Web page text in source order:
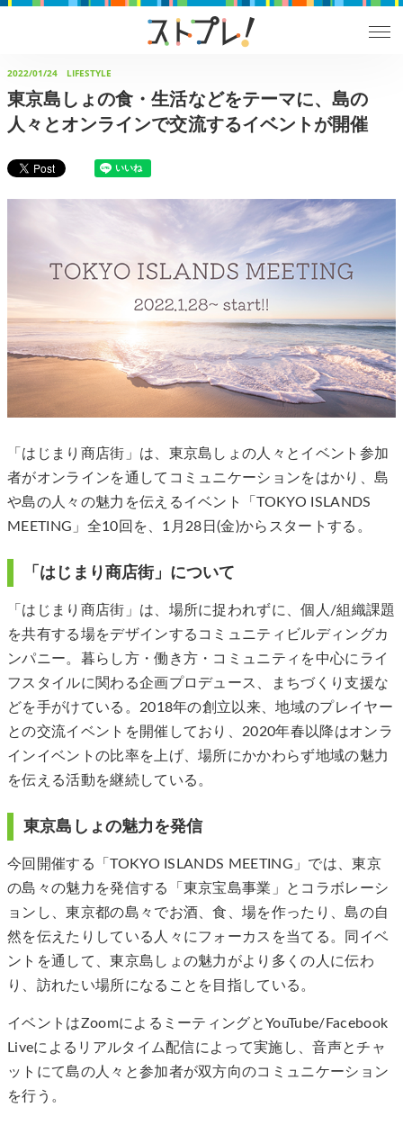
2022/01/24 LIFESTYLE
東京島しょの食・生活などをテーマに、島の
人々とオンラインで交流するイベントが開催
「はじまり商店街」は、東京島しょの人々とイベント参加
者がオンラインを通してコミュニケーションをはかり、島
や島の人々の魅力を伝えるイベント「TOKYO ISLANDS
MEETING」全10回を、1月28日(金)からスタートする。
「はじまり商店街」について
「はじまり商店街」は、場所に捉われずに、個人/組織課題
を共有する場をデザインするコミュニティビルディングカ
ンパニー。暮らし方・働き方・コミュニティを中心にライ
フスタイルに関わる企画プロデュース、まちづくり支援な
どを手がけている。2018年の創立以来、地域のプレイヤー
との交流イベントを開催しており、2020年春以降はオンラ
インイベントの比率を上げ、場所にかかわらず地域の魅力
を伝える活動を継続している。
東京島しょの魅力を発信
今回開催する「TOKYO ISLANDS MEETING」では、東京
の島々の魅力を発信する「東京宝島事業」とコラボレーシ
ョンし、東京都の島々でお酒、食、場を作ったり、島の自
然を伝えたりしている人々にフォーカスを当てる。同イベ
ントを通して、東京島しょの魅力がより多くの人に伝わ
り、訪れたい場所になることを目指している。
イベントはZoomによるミーティングとYouTube/Facebook
Liveによるリアルタイム配信によって実施し、音声とチャ
ットにて島の人々と参加者が双方向のコミュニケーション
を行う。